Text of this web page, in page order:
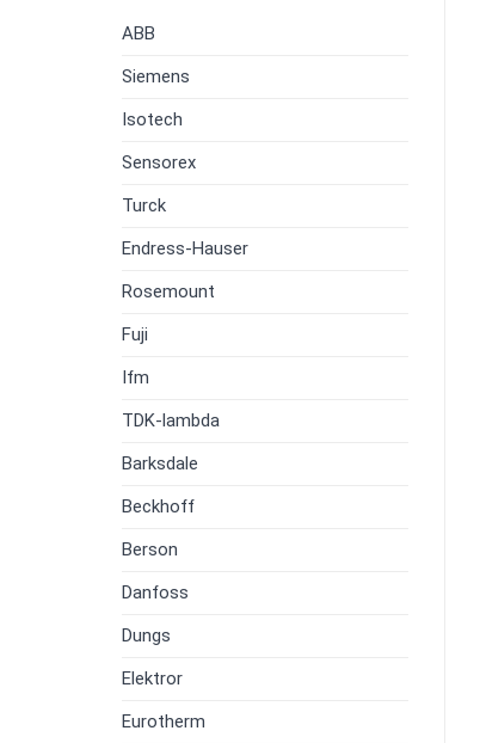
ABB
Siemens
Isotech
Sensorex
Turck
Endress-Hauser
Rosemount
Fuji
Ifm
TDK-lambda
Barksdale
Beckhoff
Berson
Danfoss
Dungs
Elektror
Eurotherm